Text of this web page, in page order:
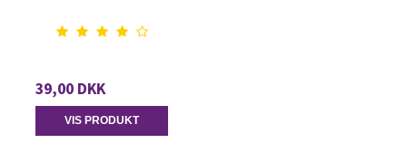
39,00 DKK
VIS PRODUKT